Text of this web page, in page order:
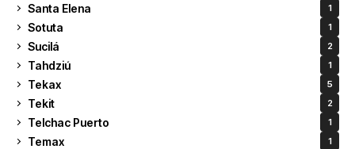
Santa Elena 1
Sotuta 1
Sucilá 2
Tahdziú 1
Tekax 5
Tekit 2
Telchac Puerto 1
Temax 1